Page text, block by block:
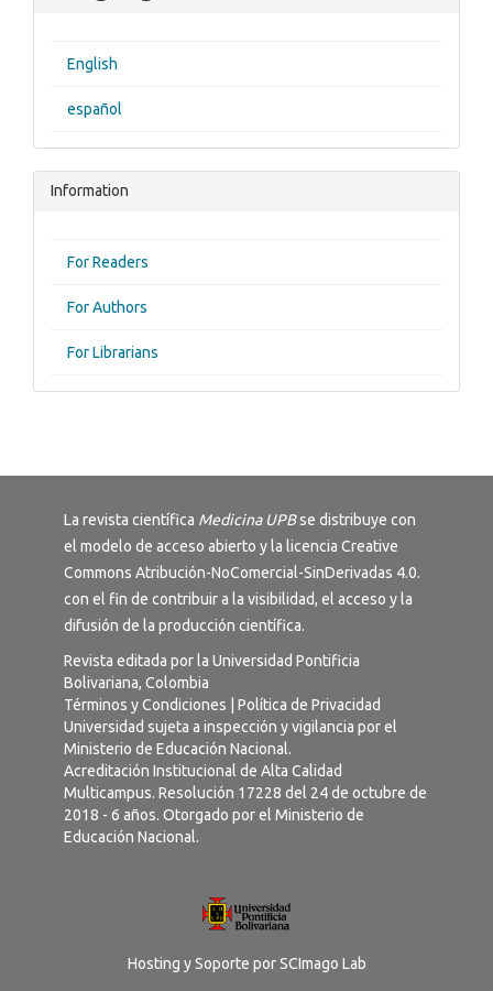
English
español
Information
For Readers
For Authors
For Librarians
La revista científica Medicina UPBse distribuye con
el modelo de acceso abierto y la licencia Creative
Commons Atribución-NoComercial-SinDerivadas 4.0.
con el fin de contribuir a la visibilidad, el acceso y la
difusión de la producción científica.
Revista editada por la Universidad Pontificia
Bolivariana, Colombia
Términos y Condiciones
Política de Privacidad
Universidad sujeta a inspección y vigilancia por el
Ministerio de Educación Nacional.
Acreditación Institucional de Alta Calidad
Multicampus. Resolución 17228 del 24 de octubre de
2018 - 6 años. Otorgado por el Ministerio de
Educación Nacional.
Hosting y Soporte porSCImago Lab